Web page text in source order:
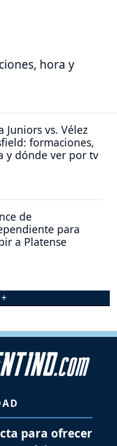
hora y
Juniors vs. Vélez
formaciones,
y dónde ver por tv
de
para
a Platense
para ofrecer